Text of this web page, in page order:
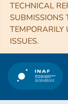
TECHNICAL
SUBMISSIONS
ISSUES.